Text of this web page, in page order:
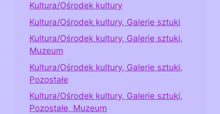
Kultura/Ośrodek kultury
Kultura/Ośrodek kultury, Galerie sztuki
Kultura/Ośrodek kultury, Galerie sztuki,
Muzeum
Kultura/Ośrodek kultury, Galerie sztuki,
Pozostałe
Kultura/Ośrodek kultury, Galerie sztuki,
Pozostałe, Muzeum